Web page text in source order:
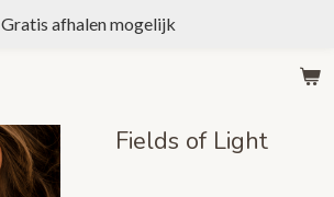
Gratis afhalen mogelijk
Fields of Light